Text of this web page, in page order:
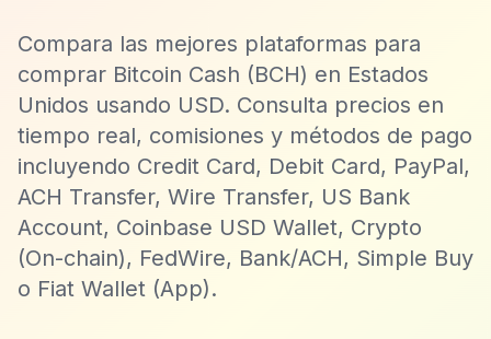
Compara las mejores plataformas para
comprar Bitcoin Cash (BCH) en Estados
Unidos usando USD. Consulta precios en
tiempo real, comisiones y métodos de pago
incluyendo Credit Card, Debit Card, PayPal,
ACH Transfer, Wire Transfer, US Bank
Account, Coinbase USD Wallet, Crypto
(On-chain), FedWire, Bank/ACH, Simple Buy
o Fiat Wallet (App).